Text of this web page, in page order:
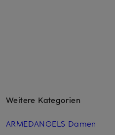
Weitere Kategorien
ARMEDANGELS Damen